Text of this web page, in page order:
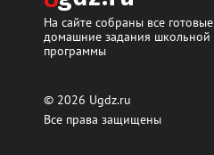
На сайте собраны все готовые
домашние задания школьной
программы
© 2026 Ugdz.ru
Все права защищены